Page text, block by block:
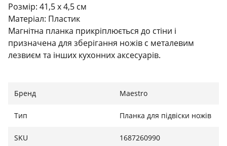
Розмір: 41,5 х 4,5 см
Матеріал: Пластик
Магнітна планка прикріплюється до стіни і
призначена для зберігання ножів c металевим
лезвиєм та інших кухонних аксесуарів.
Бренд Maestro
Тип Планка для підвіски ножів
SKU 1687260990